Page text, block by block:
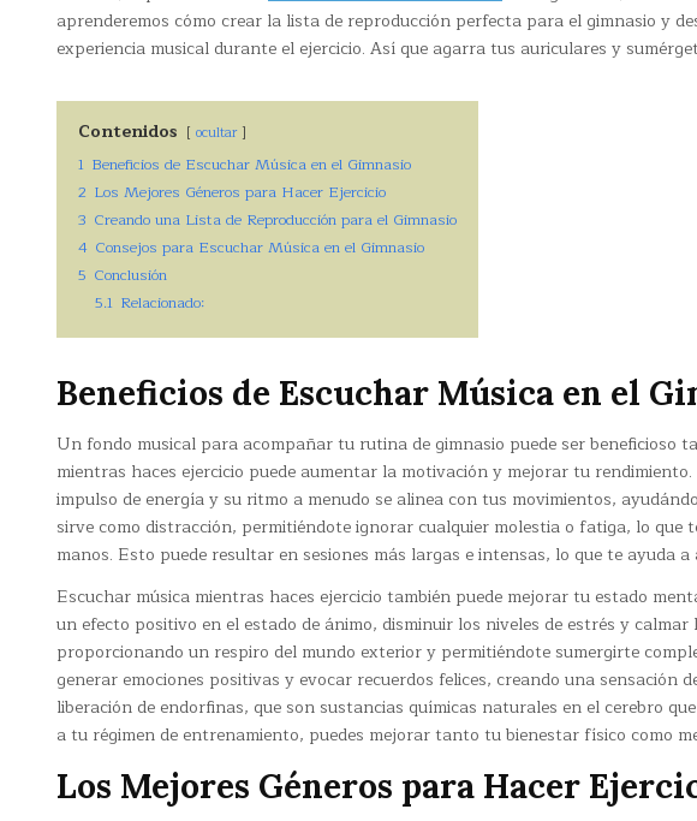
aprenderemos cómo crear la lista de reproducción perfecta para el gimnasio y
experiencia musical durante el ejercicio. Así que agarra tus auriculares y
Contenidos ocultar
1 Beneficios de Escuchar Música en el Gimnasio
2 Los Mejores Géneros para Hacer Ejercicio
3 Creando una Lista de Reproducción para el Gimnasio
4 Consejos para Escuchar Música en el Gimnasio
5 Conclusión
5.1 Relacionado:
Beneficios de Escuchar Música en el
Un fondo musical para acompañar tu rutina de gimnasio puede ser beneficioso
mientras haces ejercicio puede aumentar la motivación y mejorar tu
impulso de energía y su ritmo a menudo se alinea con tus movimientos,
sirve como distracción, permitiéndote ignorar cualquier molestia o fatiga, lo
manos. Esto puede resultar en sesiones más largas e intensas, lo que te ayuda
Escuchar música mientras haces ejercicio también puede mejorar tu estado
un efecto positivo en el estado de ánimo, disminuir los niveles de estrés y
proporcionando un respiro del mundo exterior y permitiéndote sumergirte
generar emociones positivas y evocar recuerdos felices, creando una sensación
liberación de endorfinas, que son sustancias químicas naturales en el cerebro
a tu régimen de entrenamiento, puedes mejorar tanto tu bienestar físico como
Los Mejores Géneros para Hacer